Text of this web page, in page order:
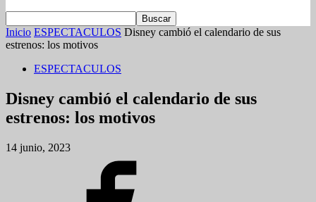
Inicio ESPECTACULOS Disney cambió el calendario de sus
estrenos: los motivos
ESPECTACULOS
Disney cambió el calendario de sus
estrenos: los motivos
14 junio, 2023